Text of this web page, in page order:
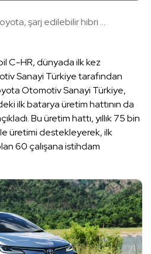
şarj edilebilir hibri ...
C-HR, dünyada ilk kez
Sanayi Türkiye tarafından
Otomotiv Sanayi Türkiye,
ilk batarya üretim hattının da
Bu üretim hattı, yıllık 75 bin
üretimi destekleyerek, ilk
60 çalışana istihdam